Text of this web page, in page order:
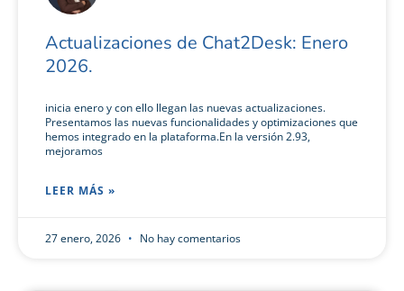
Actualizaciones de Chat2Desk: Enero
2026.
inicia enero y con ello llegan las nuevas actualizaciones.
Presentamos las nuevas funcionalidades y optimizaciones que
hemos integrado en la plataforma.En la versión 2.93,
mejoramos
LEER MÁS »
27 enero, 2026 No hay comentarios